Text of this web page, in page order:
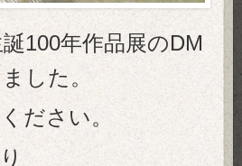
100年作品展のDM
した。
ださい。